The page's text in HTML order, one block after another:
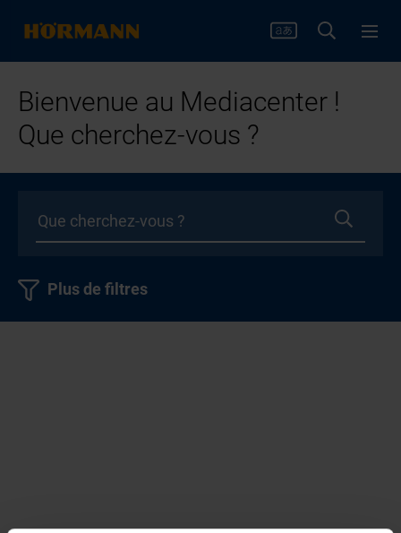
Bienvenue au Mediacenter !
Que cherchez-vous ?
Plus de filtres